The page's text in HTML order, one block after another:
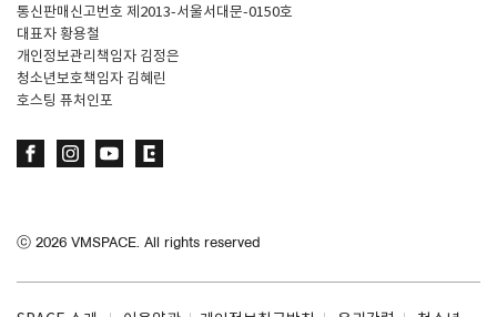
통신판매신고번호 제2013-서울서대문-0150호
대표자 황용철
개인정보관리책임자 김정은
청소년보호책임자 김혜린
호스팅 퓨처인포
ⓒ 2026 VMSPACE. All rights reserved